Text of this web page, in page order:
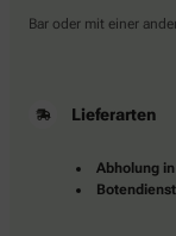
Bar oder mit einer
Lieferarten
Abholung